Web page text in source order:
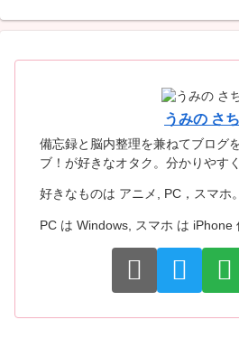
うみの さち
備忘録と脳内整理を兼ねてブログ
ブ！が好きなオタク。分かりやす
好きなものは アニメ, PC，スマホ。
PC は Windows, スマホ は iPhone